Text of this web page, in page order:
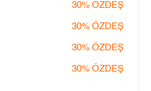
30% ÖZDEŞ
30% ÖZDEŞ
30% ÖZDEŞ
30% ÖZDEŞ